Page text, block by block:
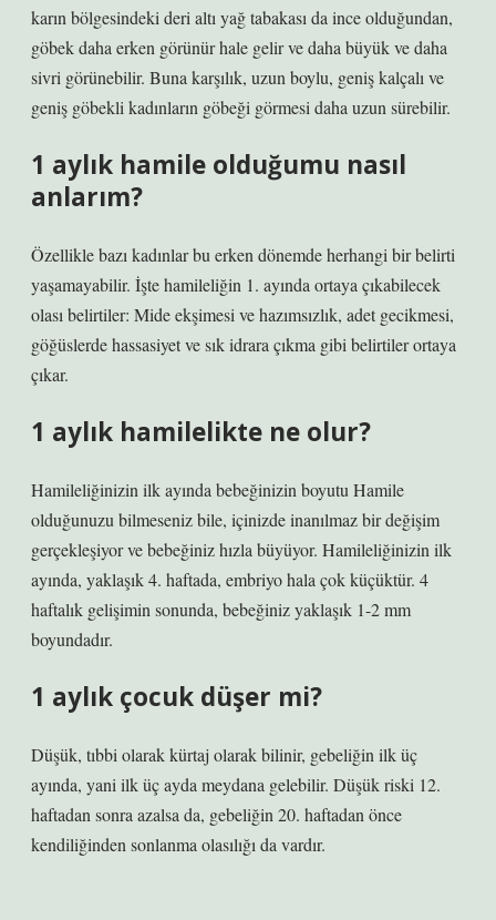
karın bölgesindeki deri altı yağ tabakası da ince olduğundan,
göbek daha erken görünür hale gelir ve daha büyük ve daha
sivri görünebilir. Buna karşılık, uzun boylu, geniş kalçalı ve
geniş göbekli kadınların göbeği görmesi daha uzun sürebilir.
1 aylık hamile olduğumu nasıl
anlarım?
Özellikle bazı kadınlar bu erken dönemde herhangi bir belirti
yaşamayabilir. İşte hamileliğin 1. ayında ortaya çıkabilecek
olası belirtiler: Mide ekşimesi ve hazımsızlık, adet gecikmesi,
göğüslerde hassasiyet ve sık idrara çıkma gibi belirtiler ortaya
çıkar.
1 aylık hamilelikte ne olur?
Hamileliğinizin ilk ayında bebeğinizin boyutu Hamile
olduğunuzu bilmeseniz bile, içinizde inanılmaz bir değişim
gerçekleşiyor ve bebeğiniz hızla büyüyor. Hamileliğinizin ilk
ayında, yaklaşık 4. haftada, embriyo hala çok küçüktür. 4
haftalık gelişimin sonunda, bebeğiniz yaklaşık 1-2 mm
boyundadır.
1 aylık çocuk düşer mi?
Düşük, tıbbi olarak kürtaj olarak bilinir, gebeliğin ilk üç
ayında, yani ilk üç ayda meydana gelebilir. Düşük riski 12.
haftadan sonra azalsa da, gebeliğin 20. haftadan önce
kendiliğinden sonlanma olasılığı da vardır.